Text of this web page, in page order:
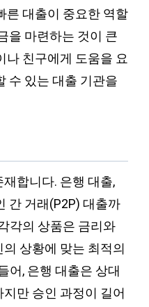
른 대출이 중요한 역할
을 마련하는 것이 큰
나 친구에게 도움을 요
수 있는 대출 기관을
합니다. 은행 대출,
간 거래(P2P) 대출까
각의 상품은 금리와
상황에 맞는 최적의
어, 은행 대출은 상대
만 승인 과정이 길어